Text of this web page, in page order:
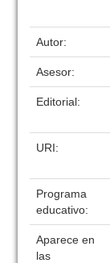
Autor:
Asesor:
Editorial:
URI:
Programa
educativo:
Aparece en
las